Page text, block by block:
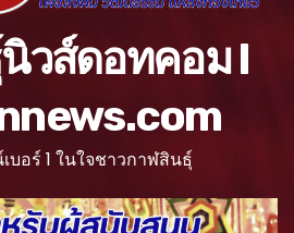
วส์ดอทคอม l
บอร์ 1 ในใจชาวกาฬสินธุ์